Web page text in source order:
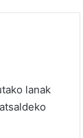
lanak